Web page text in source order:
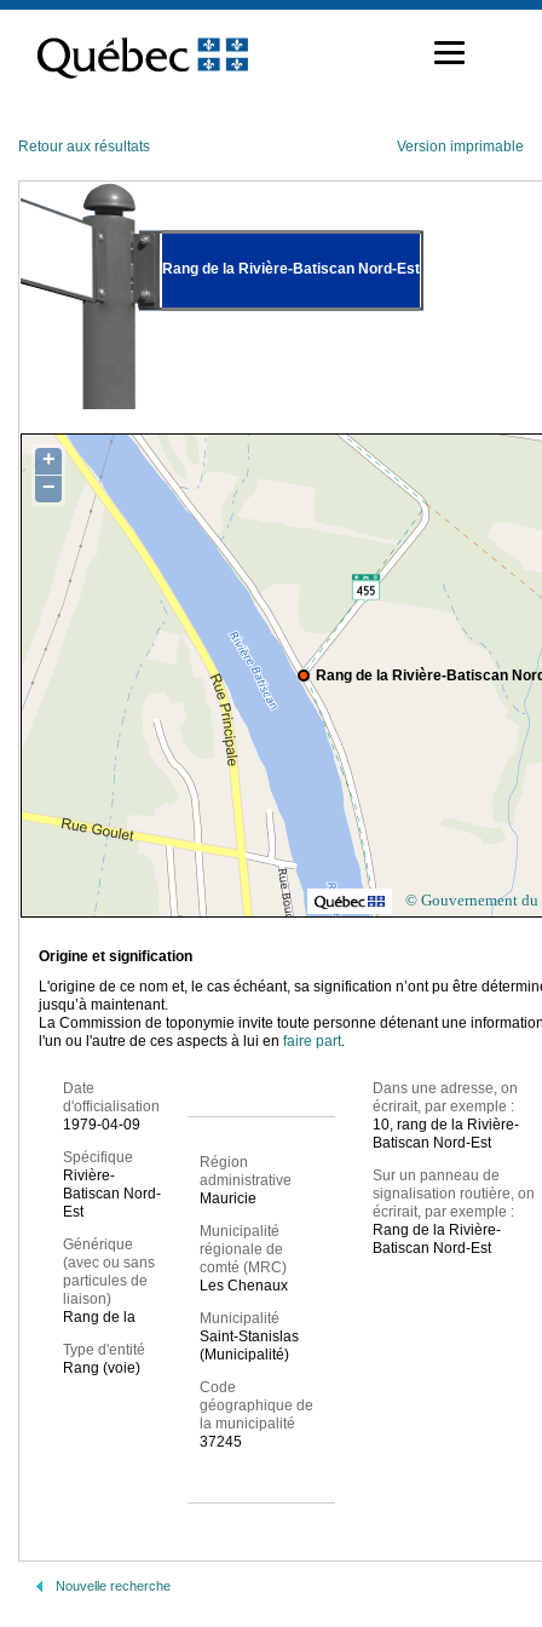
contenu
Retour aux résultats Version imprimable
Rang de la Rivière-Batiscan Nord-Est
Rang de la Rivière-Batiscan
+
−
© Gouvernement du
Origine et signification
L'origine de ce nom et, le cas échéant, sa signification n’ont pu être
jusqu’à maintenant.
La Commission de toponymie invite toute personne détenant une
l'un ou l'autre de ces aspects à lui en faire part.
Date
d'officialisation
1979-04-09
Spécifique
Rivière-
Batiscan Nord-
Est
Générique
(avec ou sans
particules de
liaison)
Rang de la
Type d'entité
Rang (voie)
Région
administrative
Mauricie
Municipalité
régionale de
comté (MRC)
Les Chenaux
Municipalité
Saint-Stanislas
(Municipalité)
Code
géographique de
la municipalité
37245
Dans une adresse, on
écrirait, par exemple :
10, rang de la Rivière-
Batiscan Nord-Est
Sur un panneau de
signalisation routière, on
écrirait, par exemple :
Rang de la Rivière-
Batiscan Nord-Est
Nouvelle recherche